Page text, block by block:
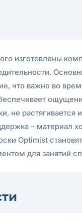
изготовлены
что важно во
не
– материал
Optimist
для занятий